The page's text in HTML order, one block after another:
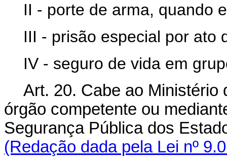
II - porte de arma, quando
III - prisão especial por ato
IV - seguro de vida em
Art. 20. Cabe ao Ministério
órgão competente ou
Segurança Pública dos
(Redação dada pela Lei nº